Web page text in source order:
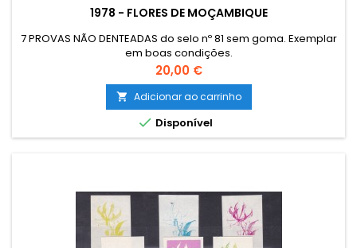
1978 - FLORES DE MOÇAMBIQUE
7 PROVAS NÃO DENTEADAS do selo nº 81 sem goma. Exemplar
em boas condições.
Preço
20,00 €
 Adicionar ao carrinho
 Disponível